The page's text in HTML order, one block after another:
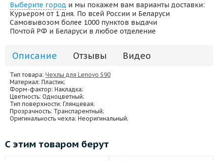
Выберите город и мы покажем вам варианты доставки:
Курьером от 1 дня. По всей России и Беларуси
Самовывозом более 1000 пунктов выдачи
Почтой РФ и Беларуси в любое отделение
Описание Отзывы Видео
Тип товара: Чехлы для Lenovo S90
Материал: Пластик;
Форм-фактор: Накладка;
Цветность: Одноцветный;
Тип поверхности: Глянцевая;
Прозрачность: Транспарентный;
Оригинальность чехла: Неоригинальный;
С этим товаром берут